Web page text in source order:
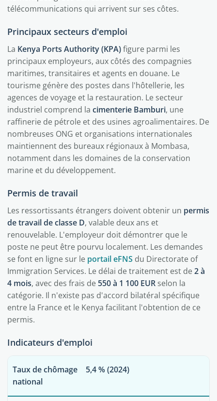
télécommunications qui arrivent sur ses côtes.
Principaux secteurs d'emploi
La Kenya Ports Authority (KPA)figure parmi les
principaux employeurs, aux côtés des compagnies
maritimes, transitaires et agents en douane. Le
tourisme génère des postes dans l'hôtellerie, les
agences de voyage et la restauration. Le secteur
industriel comprend la cimenterie Bamburi, une
raffinerie de pétrole et des usines agroalimentaires. De
nombreuses ONG et organisations internationales
maintiennent des bureaux régionaux à Mombasa,
notamment dans les domaines de la conservation
marine et du développement.
Permis de travail
Les ressortissants étrangers doivent obtenir un permis
de travail de classe D, valable deux ans et
renouvelable. L'employeur doit démontrer que le
poste ne peut être pourvu localement. Les demandes
se font en ligne sur le portail eFNS du Directorate of
Immigration Services. Le délai de traitement est de2 à
4 mois, avec des frais de 550 à 1 100 EUR selon la
catégorie. Il n'existe pas d'accord bilatéral spécifique
entre la France et le Kenya facilitant l'obtention de ce
permis.
Indicateurs d'emploi
Taux de chômage
national
5,4 % (2024)